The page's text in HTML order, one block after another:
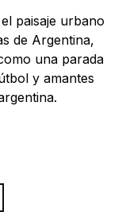
paisaje urbano
de Argentina,
una parada
y amantes